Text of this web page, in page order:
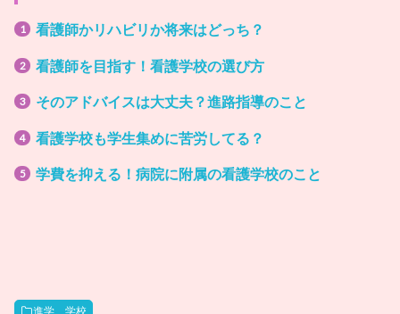
看護師かリハビリか将来はどっち？
看護師を目指す！看護学校の選び方
そのアドバイスは大丈夫？進路指導のこと
看護学校も学生集めに苦労してる？
学費を抑える！病院に附属の看護学校のこと
進学、学校